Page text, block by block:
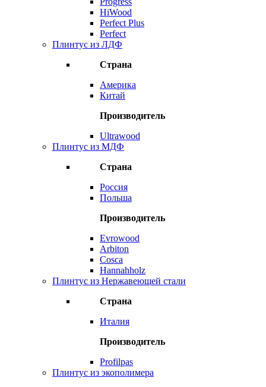
HiWood
Perfect Plus
Perfect
Плинтус из ЛДФ
Страна
Америка
Китай
Производитель
Ultrawood
Плинтус из МДФ
Страна
Россия
Польша
Производитель
Evrowood
Arbiton
Cosca
Hannahholz
Плинтус из Нержавеющей стали
Страна
Италия
Производитель
Profilpas
Плинтус из экополимера